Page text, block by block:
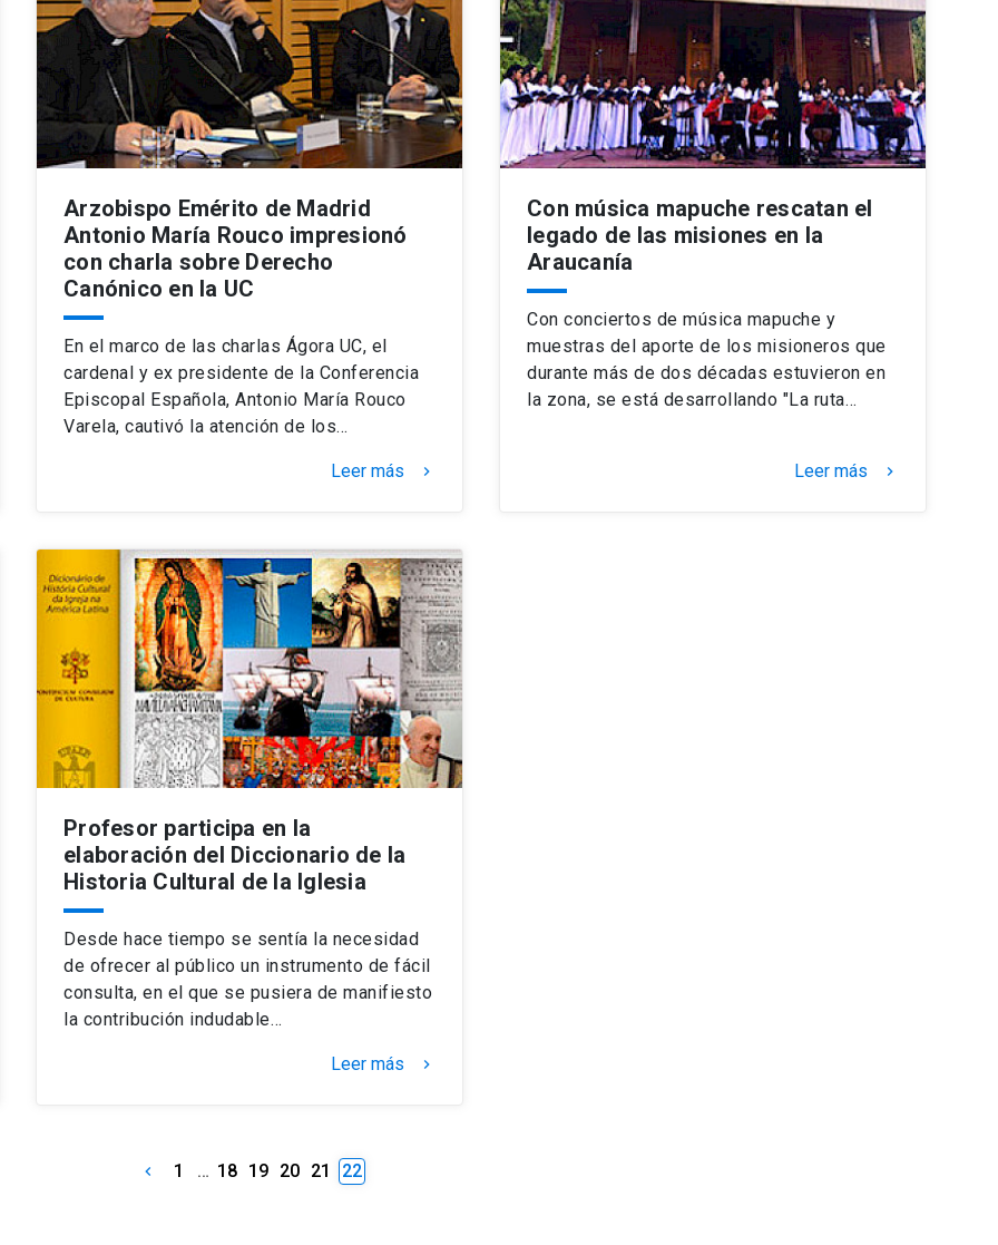
Arzobispo Emérito de Madrid
Antonio María Rouco impresionó
con charla sobre Derecho
Canónico en la UC
En el marco de las charlas Ágora UC, el
cardenal y ex presidente de la Conferencia
Episcopal Española, Antonio María Rouco
Varela, cautivó la atención de los…
Leer más keyboard_arrow_right
Con música mapuche rescatan el
legado de las misiones en la
Araucanía
Con conciertos de música mapuche y
muestras del aporte de los misioneros que
durante más de dos décadas estuvieron en
la zona, se está desarrollando "La ruta…
Leer más keyboard_arrow_right
Profesor participa en la
elaboración del Diccionario de la
Historia Cultural de la Iglesia
Desde hace tiempo se sentía la necesidad
de ofrecer al público un instrumento de fácil
consulta, en el que se pusiera de manifiesto
la contribución indudable…
Leer más keyboard_arrow_right
keyboard_arrow_left 1 … 18 19 20 21 22